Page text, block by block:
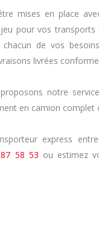
mises en place
pour vos
de vos
livrées
notre
en camion complet
express
58 53 ou estimez